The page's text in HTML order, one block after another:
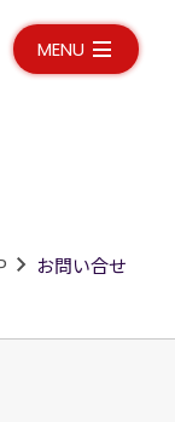
MENU
お問い合せ